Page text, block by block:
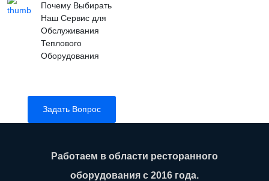
Почему Выбирать
Наш Сервис для
Обслуживания
Теплового
Оборудования
Задать Вопрос
Работаем в области ресторанного
оборудования с 2016 года.